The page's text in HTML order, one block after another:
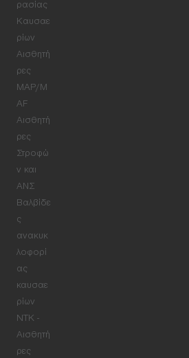
ρασίας
Καυσαε
ρίων
Αισθητή
ρες
MAP/M
AF
Αισθητή
ρες
Στροφώ
ν και
ΑΝΣ
Βαλβίδε
ς
ανακυκ
λοφορί
ας
καυσαε
ρίων
NTK -
Αισθητή
ρες